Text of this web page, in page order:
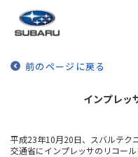
前のページに戻る
インプレッ
平成23年10月20日、スバルテク
交通省にインプレッサのリコール